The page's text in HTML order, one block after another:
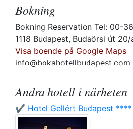
Bokning
Bokning Reservation Tel: 00-
1118 Budapest, Budaörsi út 20/
Visa boende på Google Maps
info@bokahotellbudapest.com
Andra hotell i närheten
✔️ Hotel Gellért Budapest ****